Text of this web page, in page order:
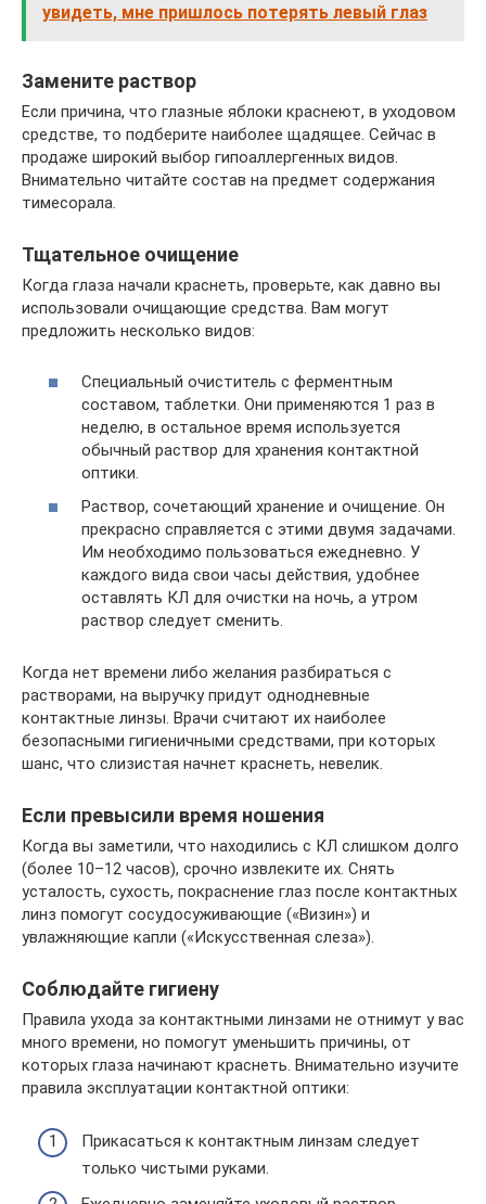
увидеть, мне пришлось потерять левый глаз
Замените раствор
Если причина, что глазные яблоки краснеют, в уходовом
средстве, то подберите наиболее щадящее. Сейчас в
продаже широкий выбор гипоаллергенных видов.
Внимательно читайте состав на предмет содержания
тимесорала.
Тщательное очищение
Когда глаза начали краснеть, проверьте, как давно вы
использовали очищающие средства. Вам могут
предложить несколько видов:
Специальный очиститель с ферментным
составом, таблетки. Они применяются 1 раз в
неделю, в остальное время используется
обычный раствор для хранения контактной
оптики.
Раствор, сочетающий хранение и очищение. Он
прекрасно справляется с этими двумя задачами.
Им необходимо пользоваться ежедневно. У
каждого вида свои часы действия, удобнее
оставлять КЛ для очистки на ночь, а утром
раствор следует сменить.
Когда нет времени либо желания разбираться с
растворами, на выручку придут однодневные
контактные линзы. Врачи считают их наиболее
безопасными гигиеничными средствами, при которых
шанс, что слизистая начнет краснеть, невелик.
Если превысили время ношения
Когда вы заметили, что находились с КЛ слишком долго
(более 10–12 часов), срочно извлеките их. Снять
усталость, сухость, покраснение глаз после контактных
линз помогут сосудосуживающие («Визин») и
увлажняющие капли («Искусственная слеза»).
Соблюдайте гигиену
Правила ухода за контактными линзами не отнимут у вас
много времени, но помогут уменьшить причины, от
которых глаза начинают краснеть. Внимательно изучите
правила эксплуатации контактной оптики:
Прикасаться к контактным линзам следует
только чистыми руками.